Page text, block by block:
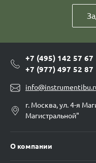
+7 (495) 142 57 67
+7 (977) 497 52 87
г. Москва, ул. 4-я
Магистральной"
О компании